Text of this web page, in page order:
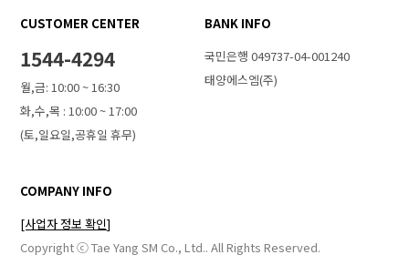
CUSTOMER CENTER
1544-4294
월,금: 10:00 ~ 16:30
화,수,목 : 10:00 ~ 17:00
(토,일요일,공휴일 휴무)
BANK INFO
국민은행 049737-04-001240
태양에스엠(주)
COMPANY INFO
[사업자 정보 확인]
Copyright ⓒ Tae Yang SM Co., Ltd.. All Rights Reserved.